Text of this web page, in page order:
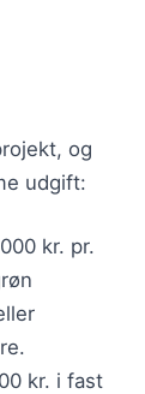
og
udgift:
kr. pr.
kr. i fast